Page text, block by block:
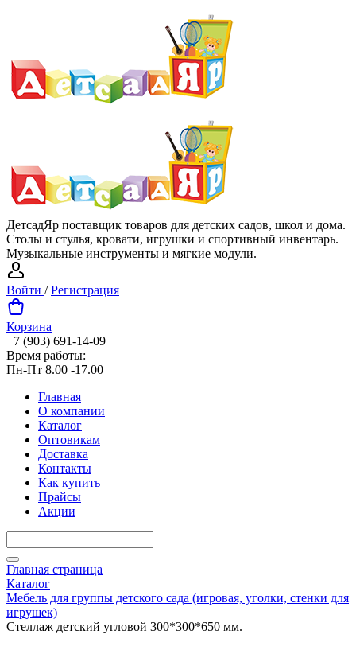
ДетсадЯр поставщик товаров для детских садов, школ и дома.
Столы и стулья, кровати, игрушки и спортивный инвентарь.
Музыкальные инструменты и мягкие модули.
Войти /Регистрация
Корзина
+7 (903) 691-14-09
Время работы:
Пн-Пт 8.00 -17.00
Главная
О компании
Каталог
Оптовикам
Доставка
Контакты
Как купить
Прайсы
Акции
Главная страница
Каталог
Мебель для группы детского сада (игровая, уголки, стенки для
игрушек)
Стеллаж детский угловой 300*300*650 мм.